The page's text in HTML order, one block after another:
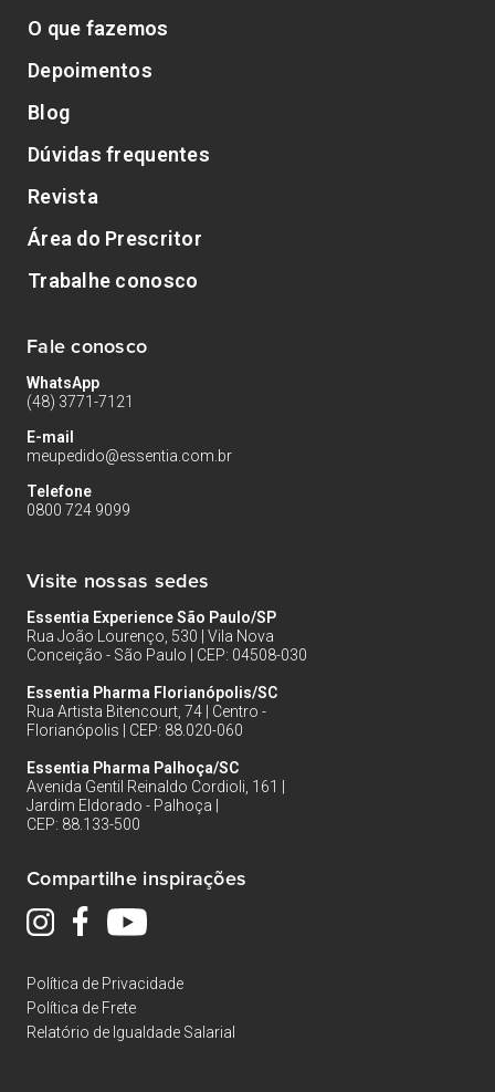
O que fazemos
Depoimentos
Blog
Dúvidas frequentes
Revista
Área do Prescritor
Trabalhe conosco
Fale conosco
WhatsApp
(48) 3771-7121
E-mail
meupedido@essentia.com.br
Telefone
0800 724 9099
Visite nossas sedes
Essentia Experience São Paulo/SP
Rua João Lourenço, 530 | Vila Nova
Conceição - São Paulo | CEP: 04508-030
Essentia Pharma Florianópolis/SC
Rua Artista Bitencourt, 74 | Centro -
Florianópolis | CEP: 88.020-060
Essentia Pharma Palhoça/SC
Avenida Gentil Reinaldo Cordioli, 161 |
Jardim Eldorado - Palhoça |
CEP: 88.133-500
Compartilhe inspirações
Política de Privacidade
Política de Frete
Relatório de Igualdade Salarial